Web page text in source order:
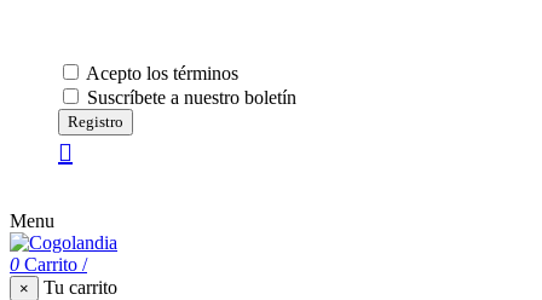
Acepto los términos
Suscríbete a nuestro boletín
Registro
Menu
0 Carrito /
×
Tu carrito